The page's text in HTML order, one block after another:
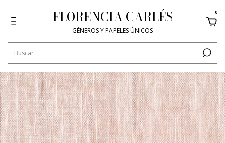
FLORENCIA CARLÉS
GÉNEROS Y PAPELES ÚNICOS
0